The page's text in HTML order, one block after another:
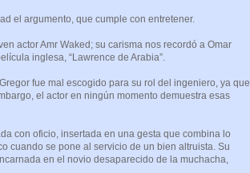
el argumento, que cumple con entretener.
actor Amr Waked; su carisma nos recordó a Omar
inglesa, “Lawrence de Arabia”.
fue mal escogido para su rol del ingeniero, ya que
el actor en ningún momento demuestra esas
con oficio, insertada en una gesta que combina lo
cuando se pone al servicio de un bien altruista. Su
en el novio desaparecido de la muchacha,